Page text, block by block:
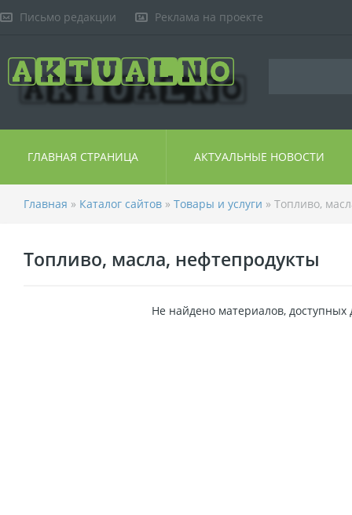
Письмо редакции Реклама на проекте
ГЛАВНАЯ СТРАНИЦА АКТУАЛЬНЫЕ НОВОСТИ
Главная » Каталог сайтов » Товары и услуги » Топливо,
Топливо, масла, нефтепродукты
Не найдено материалов, доступных